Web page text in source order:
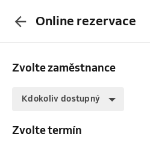
Online rezervace
Zvolte zaměstnance
Kdokoliv dostupný
Zvolte termín